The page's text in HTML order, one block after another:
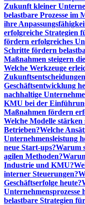
Zukunft kleiner
belastbare Prozesse im
ihre
erfolgreiche Strategien
fördern erfolgreiches
Schritte fördern
Maßnahmen steigern
Welche Werkzeuge
Geschäftsentwicklung
nachhaltige
KMU bei der
Maßnahmen fördern
Welche Modelle stärken
Betrieben?Welche
Unternehmensleistung
neue Start-ups?Warum
agilen Methoden?
Industrie und KMU?
interner Steuerungen?
Geschäftserfolge heute?
Unternehmensprozesse
belastbare Strategien